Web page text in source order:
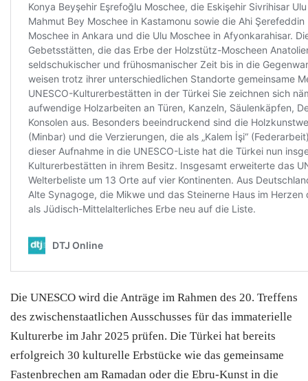
Die UNESCO wird die Anträge im Rahmen des 20. Treffens
des zwischenstaatlichen Ausschusses für das immaterielle
Kulturerbe im Jahr 2025 prüfen. Die Türkei hat bereits
erfolgreich 30 kulturelle Erbstücke wie das gemeinsame
Fastenbrechen am Ramadan oder die Ebru-Kunst in die